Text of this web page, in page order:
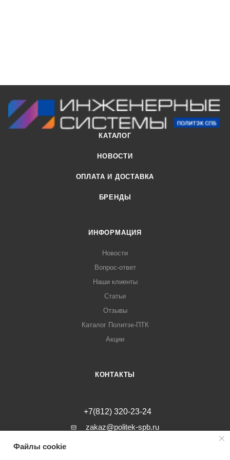
КАТАЛОГ
НОВОСТИ
ОПЛАТА И ДОСТАВКА
БРЕНДЫ
ИНФОРМАЦИЯ
Новости
Вопрос-ответ
Наши клиенты
Статьи
Отзывы
Каталог Политэк-ПТК
Акции
КОНТАКТЫ
+7(812) 320-23-24
zakaz@politek-spb.ru
г. Санкт-Петербург, Минеральная ул, д.
Файлы cookie